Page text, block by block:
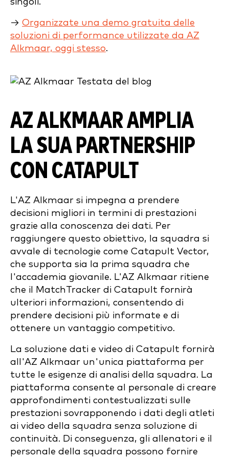
→ Organizzate una demo gratuita delle
soluzioni di performance utilizzate da AZ
Alkmaar, oggi stesso.
AZ ALKMAAR AMPLIA
LA SUA PARTNERSHIP
CON CATAPULT
L'AZ Alkmaar si impegna a prendere
decisioni migliori in termini di prestazioni
grazie alla conoscenza dei dati. Per
raggiungere questo obiettivo, la squadra si
avvale di tecnologie come Catapult Vector,
che supporta sia la prima squadra che
l'accademia giovanile. L'AZ Alkmaar ritiene
che il MatchTracker di Catapult fornirà
ulteriori informazioni, consentendo di
prendere decisioni più informate e di
ottenere un vantaggio competitivo.
La soluzione dati e video di Catapult fornirà
all'AZ Alkmaar un'unica piattaforma per
tutte le esigenze di analisi della squadra. La
piattaforma consente al personale di creare
approfondimenti contestualizzati sulle
prestazioni sovrapponendo i dati degli atleti
ai video della squadra senza soluzione di
continuità. Di conseguenza, gli allenatori e il
personale della squadra possono fornire